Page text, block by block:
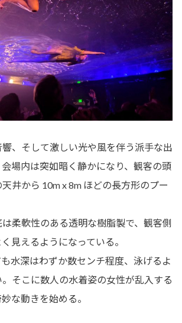
、そして激しい光や風を伴う派手な出
会場内は突如暗く静かになり、観客の頭
天井から 10m x 8m ほどの長方形のプー
柔軟性のある透明な樹脂製で、観客側
見えるようになっている。
水深はわずか数センチ程度、泳げるよ
そこに数人の水着姿の女性が乱入する
な動きを始める。